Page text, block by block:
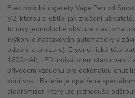
Elektronické cigarety Vape Pen od
V2, kterou si oblíbí jak zkušení
to díky jednoduché obsluze s
(výkon je nastavován automaticky v
odporu atomizeru). Ergonomické tělo
1600mAh, LED indikátorem stavu nabití
přívodem vzduchu pro dokonalou chuť
kouřivost. Baterie je opatřena
clearomizer, který lze jednoduše